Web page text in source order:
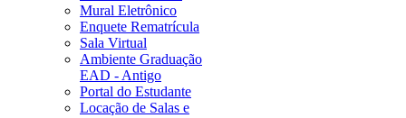
Mural Eletrônico
Enquete Rematrícula
Sala Virtual
Ambiente Graduação
EAD - Antigo
Portal do Estudante
Locação de Salas e